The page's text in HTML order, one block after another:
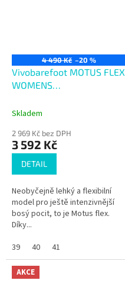
4 490 Kč –20 %
Vivobarefoot MOTUS FLEX
WOMENS
Skladem
2 969 Kč bez DPH
3 592 Kč
DETAIL
Neobyčejně lehký a flexibilní
model pro ještě intenzivnější
bosý pocit, to je Motus flex.
Díky...
39
40 41
AKCE